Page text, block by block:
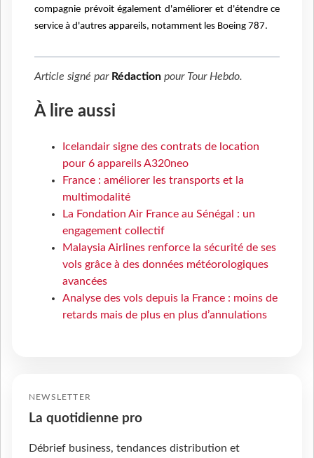
compagnie prévoit également d'améliorer et d'étendre ce
service à d'autres appareils, notamment les Boeing 787.
Article signé par Rédaction pour Tour Hebdo.
À lire aussi
Icelandair signe des contrats de location
pour 6 appareils A320neo
France : améliorer les transports et la
multimodalité
La Fondation Air France au Sénégal : un
engagement collectif
Malaysia Airlines renforce la sécurité de ses
vols grâce à des données météorologiques
avancées
Analyse des vols depuis la France : moins de
retards mais de plus en plus d’annulations
NEWSLETTER
La quotidienne pro
Débrief business, tendances distribution et